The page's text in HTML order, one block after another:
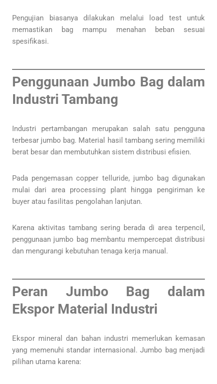
Pengujian biasanya dilakukan melalui load test untuk
memastikan bag mampu menahan beban sesuai
spesifikasi.
Penggunaan Jumbo Bag dalam
Industri Tambang
Industri pertambangan merupakan salah satu pengguna
terbesar jumbo bag. Material hasil tambang sering memiliki
berat besar dan membutuhkan sistem distribusi efisien.
Pada pengemasan copper telluride, jumbo bag digunakan
mulai dari area processing plant hingga pengiriman ke
buyer atau fasilitas pengolahan lanjutan.
Karena aktivitas tambang sering berada di area terpencil,
penggunaan jumbo bag membantu mempercepat distribusi
dan mengurangi kebutuhan tenaga kerja manual.
Peran Jumbo Bag dalam
Ekspor Material Industri
Ekspor mineral dan bahan industri memerlukan kemasan
yang memenuhi standar internasional. Jumbo bag menjadi
pilihan utama karena: